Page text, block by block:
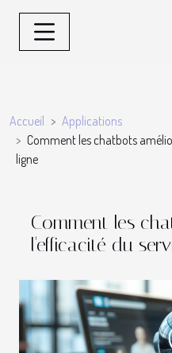
Accueil
Applications
Comment les chatbots
ligne
Comment les
l'efficacité du